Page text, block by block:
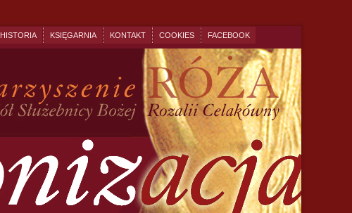
HISTORIA KSIĘGARNIA KONTAKT COOKIES FACEBOOK